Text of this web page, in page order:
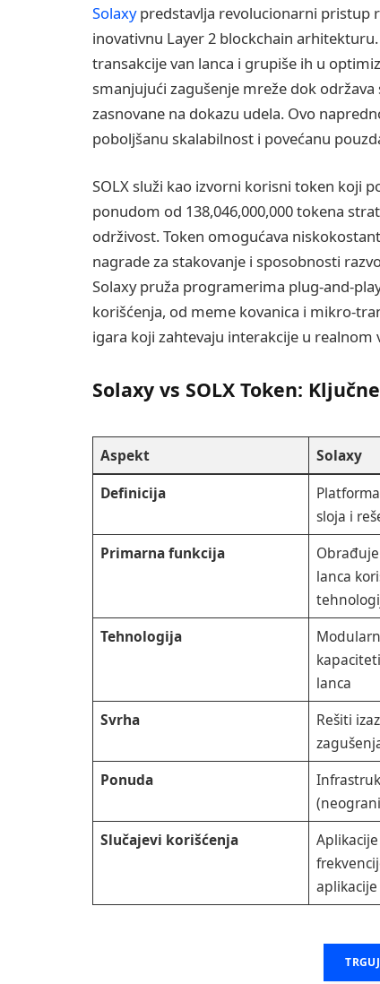
Solaxypredstavlja revolucionarni pristup
inovativnu Layer 2 blockchain
transakcije van lanca i grupiše ih u
smanjujući zagušenje mreže dok
zasnovane na dokazu udela. Ovo
poboljšanu skalabilnost i povećanu
SOLX služi kao izvorni korisni token koji
ponudom od 138,046,000,000 tokena
održivost. Token omogućava
nagrade za stakovanje i sposobnosti
Solaxy pruža programerima plug-and-
korišćenja, od meme kovanica i mikro-
igara koji zahtevaju interakcije u realnom
Solaxy vs SOLX Token:
Aspekt Solaxy
Definicija
sloja i
Primarna funkcija
lanca
Tehnologija
lanca
Svrha
Rešiti
Ponuda
Slučajevi korišćenja
aplikacije